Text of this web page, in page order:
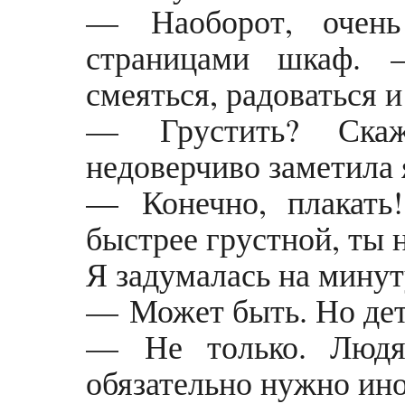
— Наоборот,
страницами
смеяться, радоваться
— Грустить?
недоверчиво заметила
— Конечно, плакать!
быстрее грустной, ты
Я задумалась на
— Может быть. Но
— Не только.
обязательно нужно